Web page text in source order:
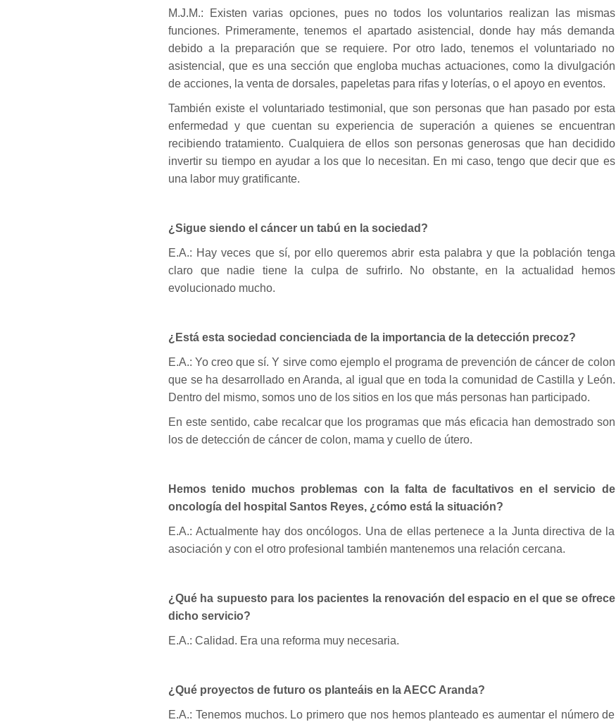
M.J.M.: Existen varias opciones, pues no todos los voluntarios realizan las mismas
funciones. Primeramente, tenemos el apartado asistencial, donde hay más demanda
debido a la preparación que se requiere. Por otro lado, tenemos el voluntariado no
asistencial, que es una sección que engloba muchas actuaciones, como la divulgación
de acciones, la venta de dorsales, papeletas para rifas y loterías, o el apoyo en eventos.
También existe el voluntariado testimonial, que son personas que han pasado por esta
enfermedad y que cuentan su experiencia de superación a quienes se encuentran
recibiendo tratamiento. Cualquiera de ellos son personas generosas que han decidido
invertir su tiempo en ayudar a los que lo necesitan. En mi caso, tengo que decir que es
una labor muy gratificante.
¿Sigue siendo el cáncer un tabú en la sociedad?
E.A.: Hay veces que sí, por ello queremos abrir esta palabra y que la población tenga
claro que nadie tiene la culpa de sufrirlo. No obstante, en la actualidad hemos
evolucionado mucho.
¿Está esta sociedad concienciada de la importancia de la detección precoz?
E.A.: Yo creo que sí. Y sirve como ejemplo el programa de prevención de cáncer de colon
que se ha desarrollado en Aranda, al igual que en toda la comunidad de Castilla y León.
Dentro del mismo, somos uno de los sitios en los que más personas han participado.
En este sentido, cabe recalcar que los programas que más eficacia han demostrado son
los de detección de cáncer de colon, mama y cuello de útero.
Hemos tenido muchos problemas con la falta de facultativos en el servicio de
oncología del hospital Santos Reyes, ¿cómo está la situación?
E.A.: Actualmente hay dos oncólogos. Una de ellas pertenece a la Junta directiva de la
asociación y con el otro profesional también mantenemos una relación cercana.
¿Qué ha supuesto para los pacientes la renovación del espacio en el que se ofrece
dicho servicio?
E.A.: Calidad. Era una reforma muy necesaria.
¿Qué proyectos de futuro os planteáis en la AECC Aranda?
E.A.: Tenemos muchos. Lo primero que nos hemos planteado es aumentar el número de